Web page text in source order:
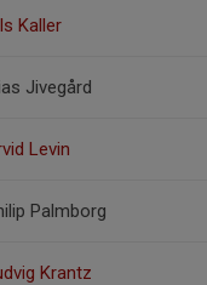
Kaller
Jivegård
Levin
Palmborg
Krantz